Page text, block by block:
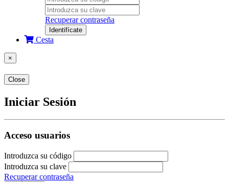
Recuperar contraseña
Identifícate
Cesta
×
Close
Iniciar Sesión
Acceso usuarios
Introduzca su código
Introduzca su clave
Recuperar contraseña